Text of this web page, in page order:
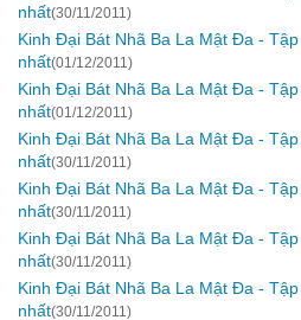
nhất(30/11/2011)
Kinh Đại Bát Nhã Ba La Mật Đa -
nhất(01/12/2011)
Kinh Đại Bát Nhã Ba La Mật Đa -
nhất(01/12/2011)
Kinh Đại Bát Nhã Ba La Mật Đa -
nhất(30/11/2011)
Kinh Đại Bát Nhã Ba La Mật Đa -
nhất(30/11/2011)
Kinh Đại Bát Nhã Ba La Mật Đa -
nhất(30/11/2011)
Kinh Đại Bát Nhã Ba La Mật Đa -
nhất(30/11/2011)